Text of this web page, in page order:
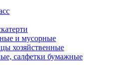
и мусорные
хозяйственные
салфетки бумажные